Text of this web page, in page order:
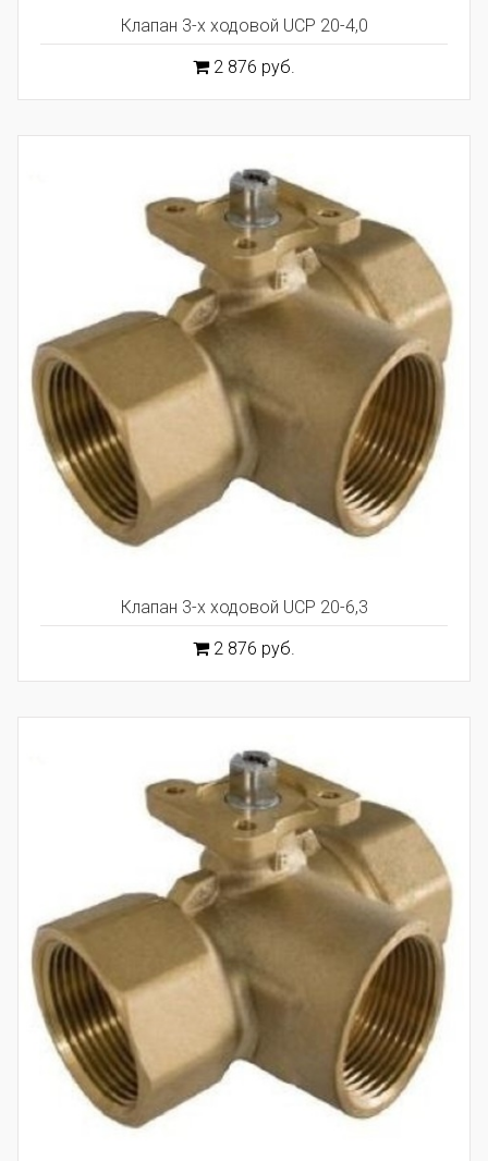
Клапан 3-х ходовой UCP 20-4,0
2 876 руб.
Клапан 3-х ходовой UCP 20-6,3
2 876 руб.